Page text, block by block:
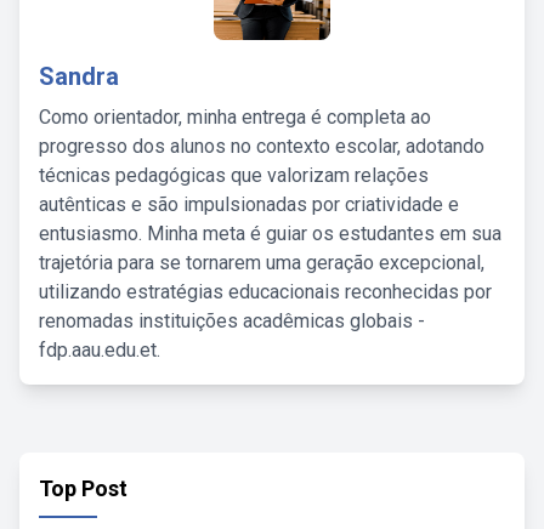
Sandra
Como orientador, minha entrega é completa ao
progresso dos alunos no contexto escolar, adotando
técnicas pedagógicas que valorizam relações
autênticas e são impulsionadas por criatividade e
entusiasmo. Minha meta é guiar os estudantes em sua
trajetória para se tornarem uma geração excepcional,
utilizando estratégias educacionais reconhecidas por
renomadas instituições acadêmicas globais -
fdp.aau.edu.et.
Top Post